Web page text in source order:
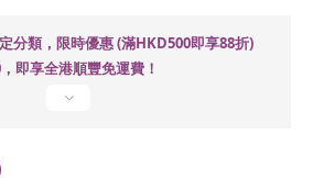
分類，限時優惠 (滿HKD500即享88折)
即享全港順豐免運費！